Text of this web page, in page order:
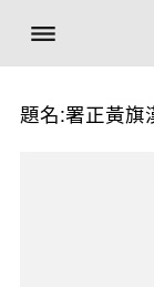
題名:署正黃旗